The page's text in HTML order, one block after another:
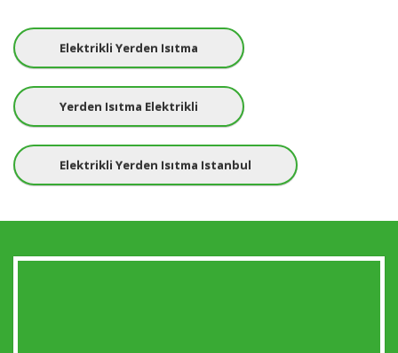
Elektrikli Yerden Isıtma
Yerden Isıtma Elektrikli
Elektrikli Yerden Isıtma Istanbul